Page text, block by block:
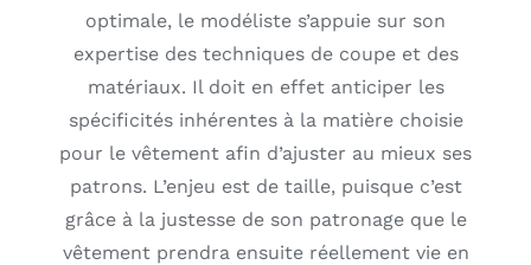
optimale, le modéliste s’appuie sur son
expertise des techniques de coupe et des
matériaux. Il doit en effet anticiper les
spécificités inhérentes à la matière choisie
pour le vêtement afin d’ajuster au mieux ses
patrons. L’enjeu est de taille, puisque c’est
grâce à la justesse de son patronage que le
vêtement prendra ensuite réellement vie en